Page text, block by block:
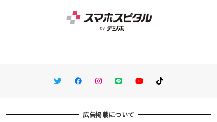
TwitterFacebookInstagram
LINE You TubeTikTok
広告掲載について